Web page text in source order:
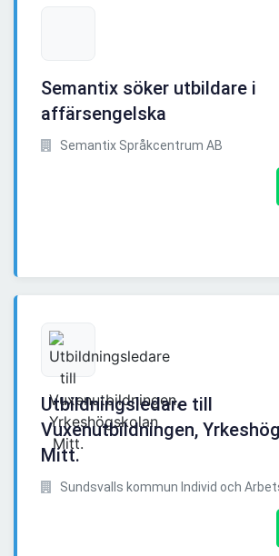
Semantix söker utbildare i
affärsengelska
Semantix Språkcentrum AB
Utbildningsledare till
Vuxenutbildningen,
Mitt.
Sundsvalls kommun Individ och